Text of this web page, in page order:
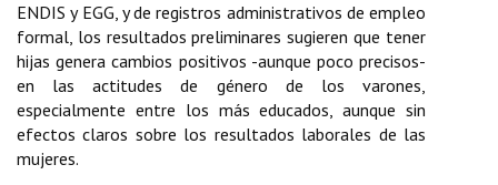
ENDIS y EGG, y de registros administrativos de empleo
formal, los resultados preliminares sugieren que tener
hijas genera cambios positivos -aunque poco precisos-
en las actitudes de género de los varones,
especialmente entre los más educados, aunque sin
efectos claros sobre los resultados laborales de las
mujeres.